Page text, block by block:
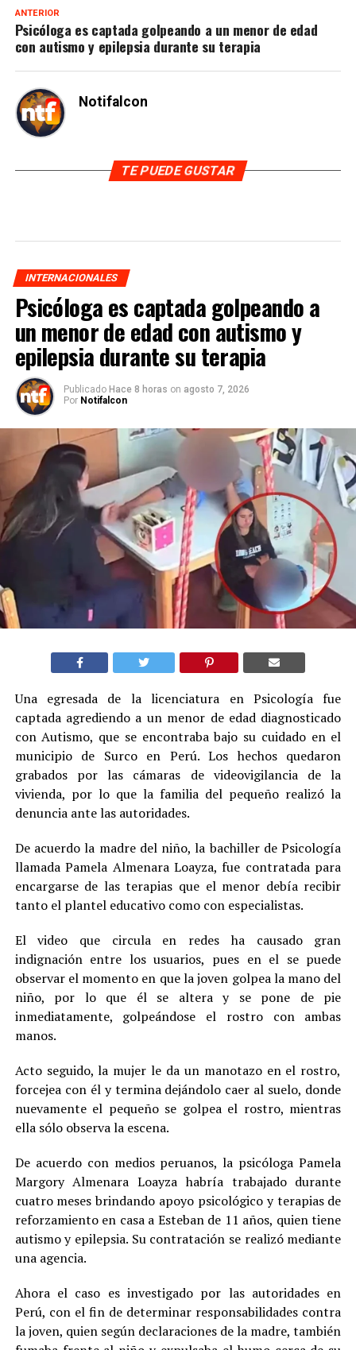
ANTERIOR
Psicóloga es captada golpeando a un menor de edad
con autismo y epilepsia durante su terapia
Notifalcon
TE PUEDE GUSTAR
INTERNACIONALES
Psicóloga es captada golpeando a
un menor de edad con autismo y
epilepsia durante su terapia
Publicado Hace 8 horas on agosto 7, 2026
Por Notifalcon
Una egresada de la licenciatura en Psicología fue
captada agrediendo a un menor de edad diagnosticado
con Autismo, que se encontraba bajo su cuidado en el
municipio de Surco en Perú. Los hechos quedaron
grabados por las cámaras de videovigilancia de la
vivienda, por lo que la familia del pequeño realizó la
denuncia ante las autoridades.
De acuerdo la madre del niño, la bachiller de Psicología
llamada Pamela Almenara Loayza, fue contratada para
encargarse de las terapias que el menor debía recibir
tanto el plantel educativo como con especialistas.
El video que circula en redes ha causado gran
indignación entre los usuarios, pues en el se puede
observar el momento en que la joven golpea la mano del
niño, por lo que él se altera y se pone de pie
inmediatamente, golpeándose el rostro con ambas
manos.
Acto seguido, la mujer le da un manotazo en el rostro,
forcejea con él y termina dejándolo caer al suelo, donde
nuevamente el pequeño se golpea el rostro, mientras
ella sólo observa la escena.
De acuerdo con medios peruanos, la psicóloga Pamela
Margory Almenara Loayza habría trabajado durante
cuatro meses brindando apoyo psicológico y terapias de
reforzamiento en casa a Esteban de 11 años, quien tiene
autismo y epilepsia. Su contratación se realizó mediante
una agencia.
Ahora el caso es investigado por las autoridades en
Perú, con el fin de determinar responsabilidades contra
la joven, quien según declaraciones de la madre, también